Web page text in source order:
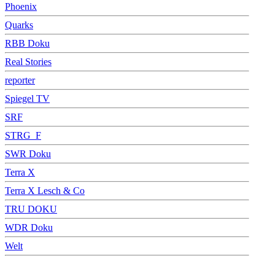
Phoenix
Quarks
RBB Doku
Real Stories
reporter
Spiegel TV
SRF
STRG_F
SWR Doku
Terra X
Terra X Lesch & Co
TRU DOKU
WDR Doku
Welt